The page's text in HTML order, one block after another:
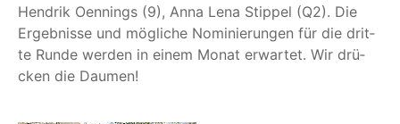
Hen­drik Oen­nings (9), Anna Lena Stip­pel (Q2). Die
Ergeb­nis­se und mög­li­che Nomi­nie­run­gen für die drit­
te Run­de wer­den in einem Monat erwar­tet. Wir drü­
cken die Daumen!